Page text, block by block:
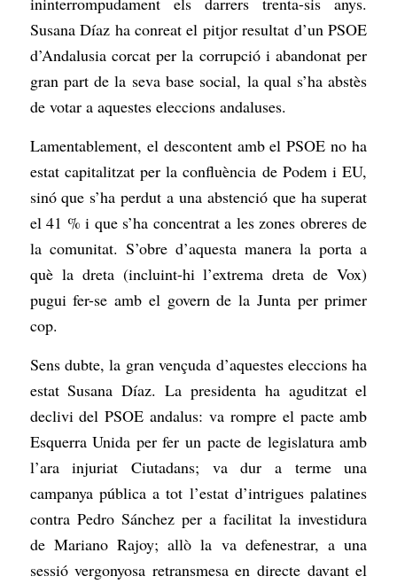
Susana Díaz ha conreat el pitjor resultat d’un PSOE
d’Andalusia corcat per la corrupció i abandonat per
gran part de la seva base social, la qual s’ha abstès
de votar a aquestes eleccions andaluses.
Lamentablement, el descontent amb el PSOE no ha
estat capitalitzat per la confluència de Podem i EU,
sinó que s’ha perdut a una abstenció que ha superat
el 41 % i que s’ha concentrat a les zones obreres de
la comunitat. S’obre d’aquesta manera la porta a
què la dreta (incluint-hi l’extrema dreta de Vox)
pugui fer-se amb el govern de la Junta per primer
cop.
Sens dubte, la gran vençuda d’aquestes eleccions ha
estat Susana Díaz. La presidenta ha aguditzat el
declivi del PSOE andalus: va rompre el pacte amb
Esquerra Unida per fer un pacte de legislatura amb
l’ara injuriat Ciutadans; va dur a terme una
campanya pública a tot l’estat d’intrigues palatines
contra Pedro Sánchez per a facilitat la investidura
de Mariano Rajoy; allò la va defenestrar, a una
sessió vergonyosa retransmesa en directe davant el